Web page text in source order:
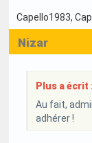
Capello1983,
Nizar
Plus a écrit
Au fait,
adhérer !